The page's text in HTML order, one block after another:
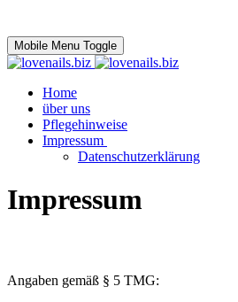
Mobile Menu Toggle
Home
über uns
Pflegehinweise
Impressum
Datenschutzerklärung
Impressum
Angaben gemäß § 5 TMG: